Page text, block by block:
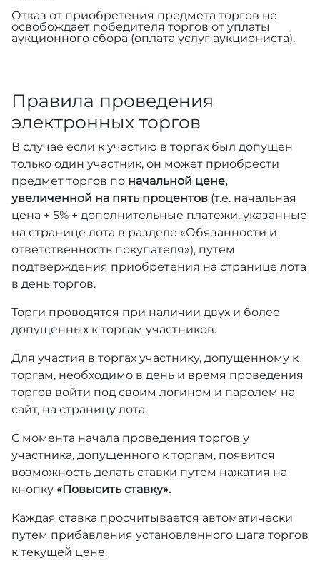
Отказ от приобретения предмета торгов не
освобождает победителя торгов от уплаты
аукционного сбора (оплата услуг аукциониста).
Правила проведения
электронных торгов
В случае если к участию в торгах был допущен
только один участник, он может приобрести
предмет торгов по начальной цене,
увеличенной на пять процентов (т.е. начальная
цена + 5% + дополнительные платежи, указанные
на странице лота в разделе «Обязанности и
ответственность покупателя»), путем
подтверждения приобретения на странице лота
в день торгов.
Торги проводятся при наличии двух и более
допущенных к торгам участников.
Для участия в торгах участнику, допущенному к
торгам, необходимо в день и время проведения
торгов войти под своим логином и паролем на
сайт, на страницу лота.
С момента начала проведения торгов у
участника, допущенного к торгам, появится
возможность делать ставки путем нажатия на
кнопку «Повысить ставку».
Каждая ставка просчитывается автоматически
путем прибавления установленного шага торгов
к текущей цене.